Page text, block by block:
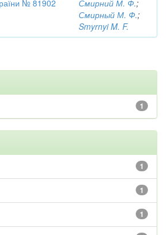
№ 81902
Смирний М. Ф.;
Смирный М. Ф.;
Smyrnyi M. F.
1
1
1
1